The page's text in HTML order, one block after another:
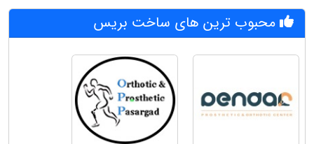
محبوب ترین های ساخت بریس